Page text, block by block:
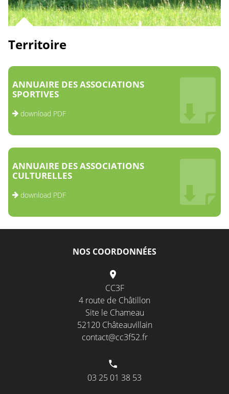
Territoire
ANNUAIRE DES ASSOCIATIONS
SPORTIVES
download PDF
ANNUAIRE DES ASSOCIATIONS
CULTURELLES
download PDF
NOS COORDONNÉES
CC3F
4 route de Châtillon
Site le Chameau
52120 Châteauvillain
contact@cc3f52.fr
03 25 01 38 53